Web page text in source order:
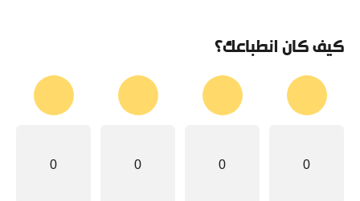
كيف كان انطباعك؟
0
0
0
0